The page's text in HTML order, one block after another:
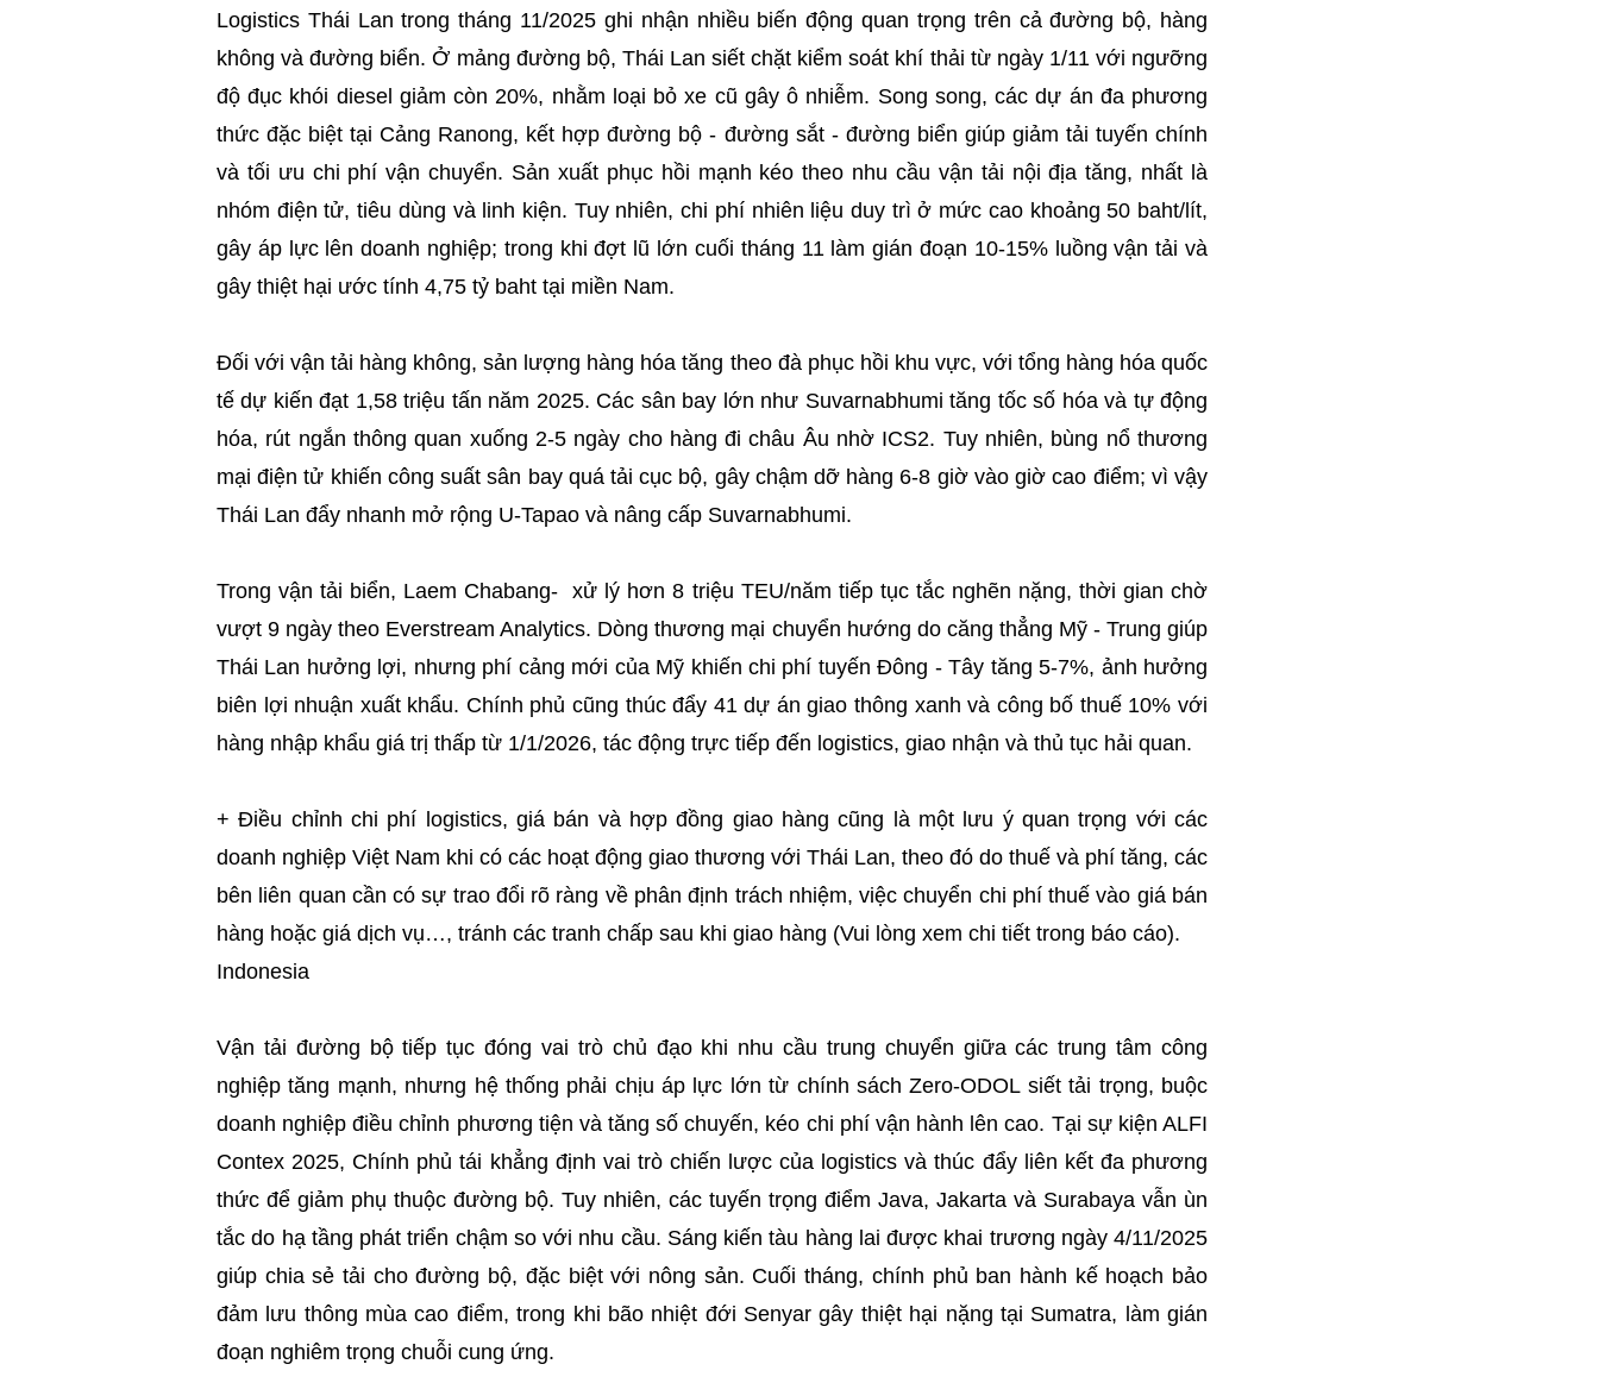
Logistics Thái Lan trong tháng 11/2025 ghi nhận nhiều biến động quan trọng trên cả đường bộ, hàng
không và đường biển. Ở mảng đường bộ, Thái Lan siết chặt kiểm soát khí thải từ ngày 1/11 với ngưỡng
độ đục khói diesel giảm còn 20%, nhằm loại bỏ xe cũ gây ô nhiễm. Song song, các dự án đa phương
thức đặc biệt tại Cảng Ranong, kết hợp đường bộ - đường sắt - đường biển giúp giảm tải tuyến chính
và tối ưu chi phí vận chuyển. Sản xuất phục hồi mạnh kéo theo nhu cầu vận tải nội địa tăng, nhất là
nhóm điện tử, tiêu dùng và linh kiện. Tuy nhiên, chi phí nhiên liệu duy trì ở mức cao khoảng 50 baht/lít,
gây áp lực lên doanh nghiệp; trong khi đợt lũ lớn cuối tháng 11 làm gián đoạn 10-15% luồng vận tải và
gây thiệt hại ước tính 4,75 tỷ baht tại miền Nam.
Đối với vận tải hàng không, sản lượng hàng hóa tăng theo đà phục hồi khu vực, với tổng hàng hóa quốc
tế dự kiến đạt 1,58 triệu tấn năm 2025. Các sân bay lớn như Suvarnabhumi tăng tốc số hóa và tự động
hóa, rút ngắn thông quan xuống 2-5 ngày cho hàng đi châu Âu nhờ ICS2. Tuy nhiên, bùng nổ thương
mại điện tử khiến công suất sân bay quá tải cục bộ, gây chậm dỡ hàng 6-8 giờ vào giờ cao điểm; vì vậy
Thái Lan đẩy nhanh mở rộng U-Tapao và nâng cấp Suvarnabhumi.
Trong vận tải biển, Laem Chabang- xử lý hơn 8 triệu TEU/năm tiếp tục tắc nghẽn nặng, thời gian chờ
vượt 9 ngày theo Everstream Analytics. Dòng thương mại chuyển hướng do căng thẳng Mỹ - Trung giúp
Thái Lan hưởng lợi, nhưng phí cảng mới của Mỹ khiến chi phí tuyến Đông - Tây tăng 5-7%, ảnh hưởng
biên lợi nhuận xuất khẩu. Chính phủ cũng thúc đẩy 41 dự án giao thông xanh và công bố thuế 10% với
hàng nhập khẩu giá trị thấp từ 1/1/2026, tác động trực tiếp đến logistics, giao nhận và thủ tục hải quan.
+ Điều chỉnh chi phí logistics, giá bán và hợp đồng giao hàng cũng là một lưu ý quan trọng với các
doanh nghiệp Việt Nam khi có các hoạt động giao thương với Thái Lan, theo đó do thuế và phí tăng, các
bên liên quan cần có sự trao đổi rõ ràng về phân định trách nhiệm, việc chuyển chi phí thuế vào giá bán
hàng hoặc giá dịch vụ…, tránh các tranh chấp sau khi giao hàng (Vui lòng xem chi tiết trong báo cáo).
Indonesia
Vận tải đường bộ tiếp tục đóng vai trò chủ đạo khi nhu cầu trung chuyển giữa các trung tâm công
nghiệp tăng mạnh, nhưng hệ thống phải chịu áp lực lớn từ chính sách Zero-ODOL siết tải trọng, buộc
doanh nghiệp điều chỉnh phương tiện và tăng số chuyến, kéo chi phí vận hành lên cao. Tại sự kiện ALFI
Contex 2025, Chính phủ tái khẳng định vai trò chiến lược của logistics và thúc đẩy liên kết đa phương
thức để giảm phụ thuộc đường bộ. Tuy nhiên, các tuyến trọng điểm Java, Jakarta và Surabaya vẫn ùn
tắc do hạ tầng phát triển chậm so với nhu cầu. Sáng kiến tàu hàng lai được khai trương ngày 4/11/2025
giúp chia sẻ tải cho đường bộ, đặc biệt với nông sản. Cuối tháng, chính phủ ban hành kế hoạch bảo
đảm lưu thông mùa cao điểm, trong khi bão nhiệt đới Senyar gây thiệt hại nặng tại Sumatra, làm gián
đoạn nghiêm trọng chuỗi cung ứng.